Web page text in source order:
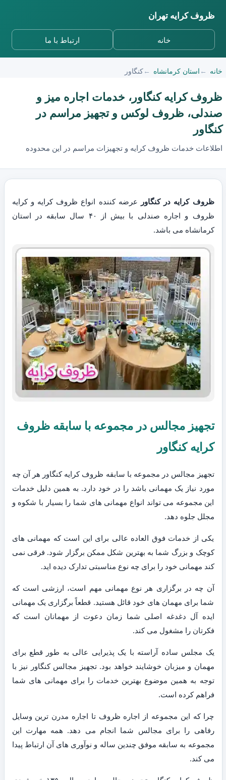
ظروف کرایه تهران
خانه ارتباط با ما
خانه استان کرمانشاه کنگاور
ظروف کرایه کنگاور، خدمات اجاره میز و
صندلی، ظروف لوکس و تجهیز مراسم در
کنگاور
اطلاعات خدمات ظروف کرایه و تجهیزات مراسم در این محدوده
ظروف کرایه در کنگاور عرضه کننده انواع ظروف کرایه و کرایه
ظروف و اجاره صندلی با بیش از ۴۰ سال سابقه در استان
کرمانشاه می باشد.
تجهیز مجالس در مجموعه با سابقه ظروف
کرایه کنگاور
تجهیز مجالس در مجموعه با سابقه ظروف کرایه کنگاور هر آن چه
مورد نیاز یک مهمانی باشد را در خود دارد. به همین دلیل خدمات
این مجموعه می تواند انواع مهمانی های شما را بسیار با شکوه و
مجلل جلوه دهد.
یکی از خدمات فوق العاده عالی برای این است که مهمانی های
کوچک و بزرگ شما به بهترین شکل ممکن برگزار شود. فرقی نمی
کند مهمانی خود را برای چه نوع مناسبتی تدارک دیده اید.
آن چه در برگزاری هر نوع مهمانی مهم است، ارزشی است که
شما برای مهمان های خود قائل هستید. قطعاً برگزاری یک مهمانی
ایده آل دغدغه اصلی شما زمان دعوت از مهمانان است که
فکرتان را مشغول می کند.
یک مجلس ساده آراسته با یک پذیرایی عالی به طور قطع برای
مهمان و میزبان خوشایند خواهد بود. تجهیز مجالس کنگاور نیز با
توجه به همین موضوع بهترین خدمات را برای مهمانی های شما
فراهم کرده است.
چرا که این مجموعه از اجاره ظروف تا اجاره مدرن ترین وسایل
رفاهی را برای مجالس شما انجام می دهد. همه مهارت این
مجموعه به سابقه موفق چندین ساله و نوآوری های آن ارتباط پیدا
می کند.